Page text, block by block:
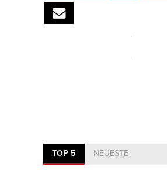
TOP 5 NEUESTE